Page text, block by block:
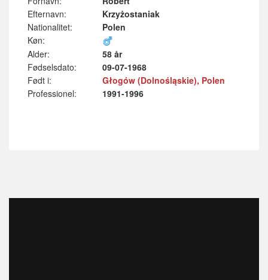
Efternavn:
Krzyżostaniak
Nationalitet:
Polen
Køn:
Alder:
58 år
Fødselsdato:
09-07-1968
Født i:
Głogów (Dolnośląskie), Polen
Professionel:
1991-1996